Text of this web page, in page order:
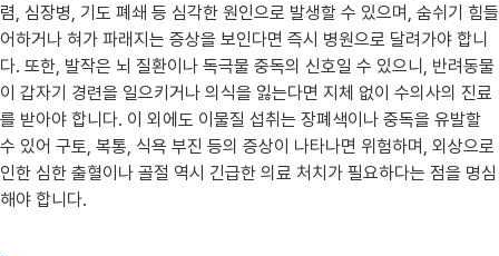
렴, 심장병, 기도 폐쇄 등 심각한 원인으로 발생할 수 있으며, 숨쉬기 힘들
어하거나 혀가 파래지는 증상을 보인다면 즉시 병원으로 달려가야 합니
다. 또한, 발작은 뇌 질환이나 독극물 중독의 신호일 수 있으니, 반려동물
이 갑자기 경련을 일으키거나 의식을 잃는다면 지체 없이 수의사의 진료
를 받아야 합니다. 이 외에도 이물질 섭취는 장폐색이나 중독을 유발할
수 있어 구토, 복통, 식욕 부진 등의 증상이 나타나면 위험하며, 외상으로
인한 심한 출혈이나 골절 역시 긴급한 의료 처치가 필요하다는 점을 명심
해야 합니다.